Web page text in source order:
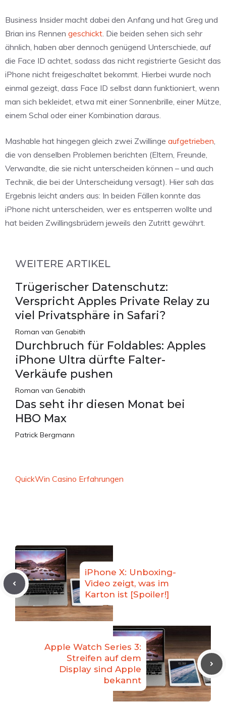
Business Insider macht dabei den Anfang und hat Greg und
Brian ins Rennen geschickt. Die beiden sehen sich sehr
ähnlich, haben aber dennoch genügend Unterschiede, auf
die Face ID achtet, sodass das nicht registrierte Gesicht das
iPhone nicht freigeschaltet bekommt. Hierbei wurde noch
einmal gezeigt, dass Face ID selbst dann funktioniert, wenn
man sich bekleidet, etwa mit einer Sonnenbrille, einer Mütze,
einem Schal oder einer Kombination daraus.
Mashable hat hingegen gleich zwei Zwillinge aufgetrieben,
die von denselben Problemen berichten (Eltern, Freunde,
Verwandte, die sie nicht unterscheiden können – und auch
Technik, die bei der Unterscheidung versagt). Hier sah das
Ergebnis leicht anders aus: In beiden Fällen konnte das
iPhone nicht unterscheiden, wer es entsperren wollte und
hat beiden Zwillingsbrüdern jeweils den Zutritt gewährt.
WEITERE ARTIKEL
Trügerischer Datenschutz:
Verspricht Apples Private Relay zu
viel Privatsphäre in Safari?
Roman van Genabith
Durchbruch für Foldables: Apples
iPhone Ultra dürfte Falter-
Verkäufe pushen
Roman van Genabith
Das seht ihr diesen Monat bei
HBO Max
Patrick Bergmann
QuickWin Casino Erfahrungen
iPhone X: Unboxing-
Video zeigt, was im
Karton ist [Spoiler!]
Apple Watch Series 3:
Streifen auf dem
Display sind Apple
bekannt